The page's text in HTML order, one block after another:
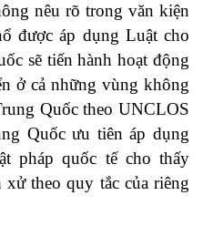
nêu rõ trong văn kiện
được áp dụng Luật cho
sẽ tiến hành hoạt động
ở cả những vùng không
Quốc theo UNCLOS
Quốc ưu tiên áp dụng
pháp quốc tế cho thấy
theo quy tắc của riêng